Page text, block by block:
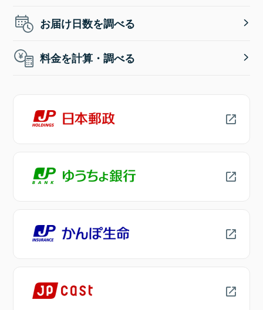
お届け日数を調べる
料金を計算・調べる